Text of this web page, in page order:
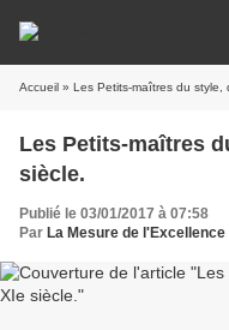
Accueil » Les Petits-maîtres du style,
Les Petits-maîtres
siècle.
Publié le 03/01/2017 à 07:58
Par La Mesure de l'Excellence